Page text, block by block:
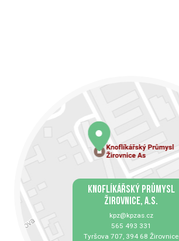
KNOFLÍKÁŘSKÝ PRŮMYSL
ŽIROVNICE, A.S.
kpz@kpzas.cz
565 493 331
Tyršova 707, 394 68 Žirovnice